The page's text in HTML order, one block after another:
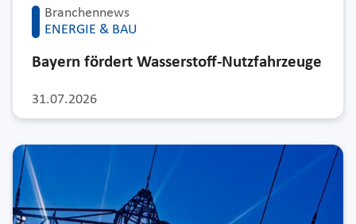
Branchennews
ENERGIE & BAU
31.07.2026
Bayern fördert Wasserstoff-Nutzfahrzeuge